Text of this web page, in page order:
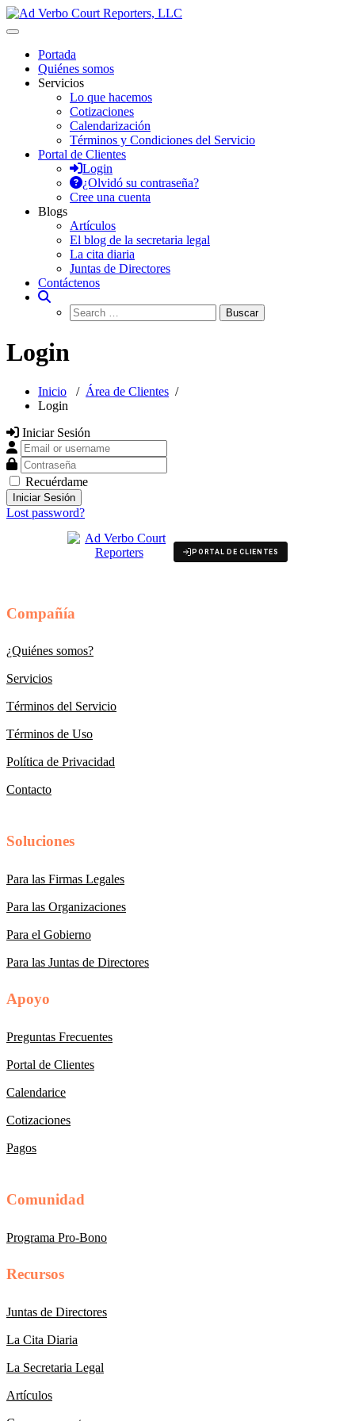
Saltar
al
Ad Verbo Court Reporters, LLC
en Puerto Rico, para transcripciones para el Tribunal de
Apelaciones, deposiciones, vistas administrativas, preparación de
minutas, arbitrajes, reuniones y asambleas.
Portada
Quiénes somos
Servicios
Lo que hacemos
Cotizaciones
Calendarización
Términos y Condiciones del Servicio
Portal de Clientes
Login
¿Olvidó su contraseña?
Cree una cuenta
Blogs
Artículos
El blog de la secretaria legal
La cita diaria
Juntas de Directores
Contáctenos
Login
Inicio / Área de Clientes /
Login
Iniciar Sesión
Email or username
Contraseña
Recuérdame
Lost password?
PORTAL DE CLIENTES
Compañía
¿Quiénes somos?
Servicios
Términos del Servicio
Términos de Uso
Política de Privacidad
Contacto
Soluciones
Para las Firmas Legales
Para las Organizaciones
Para el Gobierno
Para las Juntas de Directores
Apoyo
Preguntas Frecuentes
Portal de Clientes
Calendarice
Cotizaciones
Pagos
Comunidad
Programa Pro-Bono
Recursos
Juntas de Directores
La Cita Diaria
La Secretaria Legal
Artículos